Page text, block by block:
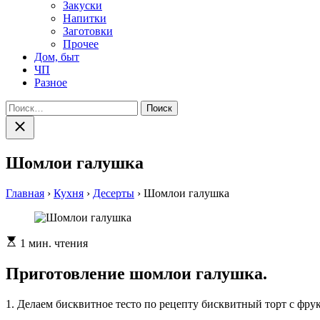
Закуски
Напитки
Заготовки
Прочее
Дом, быт
ЧП
Разное
Найти:
Закрыть
поиск
Шомлои галушка
Главная › Кухня › Десерты › Шомлои галушка
Расчетное
чтения
1 мин. чтения
Приготовление шомлои галушка.
1. Делаем бисквитное тесто по рецепту бисквитный торт с